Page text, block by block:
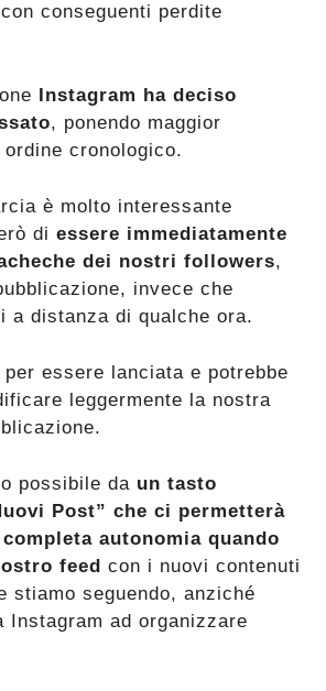
conseguenti perdite
Instagram ha deciso
, ponendo maggior
cronologico.
è molto interessante
diessere immediatamente
dei nostri followers,
invece che
a distanza di qualche ora.
per essere lanciata e potrebbe
leggermente la nostra
possibile da un tasto
Post” che ci permetterà
autonomia quando
feed con i nuovi contenuti
stiamo seguendo, anziché
Instagram ad organizzare